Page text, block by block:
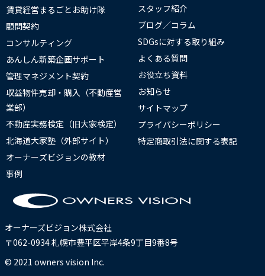
オーナーズビジョン株式会社
〒062-0934 札幌市豊平区平岸4条9丁目9番8号
© 2021 owners vision Inc.
賃貸経営まるごとお助け隊
顧問契約
コンサルティング
あんしん新築企画サポート
管理マネジメント契約
収益物件売却・購入（不動産営
業部）
不動産実務検定（旧大家検定）
北海道大家塾（外部サイト）
オーナーズビジョンの教材
事例
スタッフ紹介
ブログ／コラム
SDGsに対する取り組み
よくある質問
お役立ち資料
お知らせ
サイトマップ
プライバシーポリシー
特定商取引法に関する表記